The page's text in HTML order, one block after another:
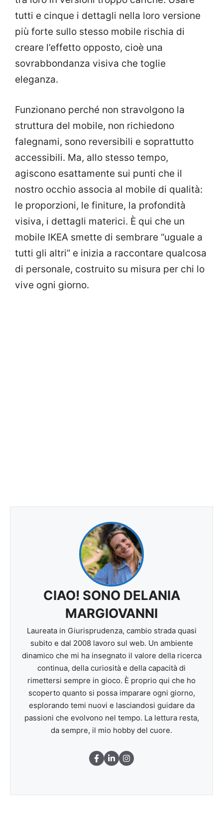
tutti e cinque i dettagli nella loro versione
più forte sullo stesso mobile rischia di
creare l’effetto opposto, cioè una
sovrabbondanza visiva che toglie
eleganza.
Funzionano perché non stravolgono la
struttura del mobile, non richiedono
falegnami, sono reversibili e soprattutto
accessibili. Ma, allo stesso tempo,
agiscono esattamente sui punti che il
nostro occhio associa al mobile di qualità:
le proporzioni, le finiture, la profondità
visiva, i dettagli materici. È qui che un
mobile IKEA smette di sembrare “uguale a
tutti gli altri” e inizia a raccontare qualcosa
di personale, costruito su misura per chi lo
vive ogni giorno.
CIAO! SONO DELANIA
MARGIOVANNI
Laureata in Giurisprudenza, cambio strada quasi
subito e dal 2008 lavoro sul web. Un ambiente
dinamico che mi ha insegnato il valore della ricerca
continua, della curiosità e della capacità di
rimettersi sempre in gioco. È proprio qui che ho
scoperto quanto si possa imparare ogni giorno,
esplorando temi nuovi e lasciandosi guidare da
passioni che evolvono nel tempo. La lettura resta,
da sempre, il mio hobby del cuore.